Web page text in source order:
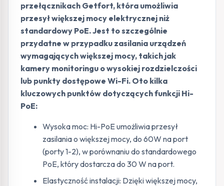
przełącznikach Getfort, która umożliwia
przesył większej mocy elektrycznej niż
standardowy PoE. Jest to szczególnie
przydatne w przypadku zasilania urządzeń
wymagających większej mocy, takich jak
kamery monitoringu o wysokiej rozdzielczości
lub punkty dostępowe Wi-Fi. Oto kilka
kluczowych punktów dotyczących funkcji Hi-
PoE:
Wysoka moc: Hi-PoE umożliwia przesył
zasilania o większej mocy, do 60W na port
(porty 1-2), w porównaniu do standardowego
PoE, który dostarcza do 30 W na port.
Elastyczność instalacji: Dzięki większej mocy,